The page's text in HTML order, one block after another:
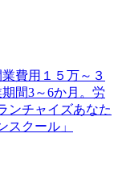
費用１５万～３
間3～6か月。労
ンチャイズあなた
スクール」